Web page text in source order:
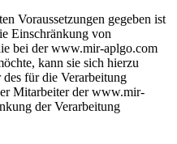
Voraussetzungen gegeben ist
Einschränkung von
bei der www.mir-aplgo.com
kann sie sich hierzu
für die Verarbeitung
Mitarbeiter der www.mir-
der Verarbeitung